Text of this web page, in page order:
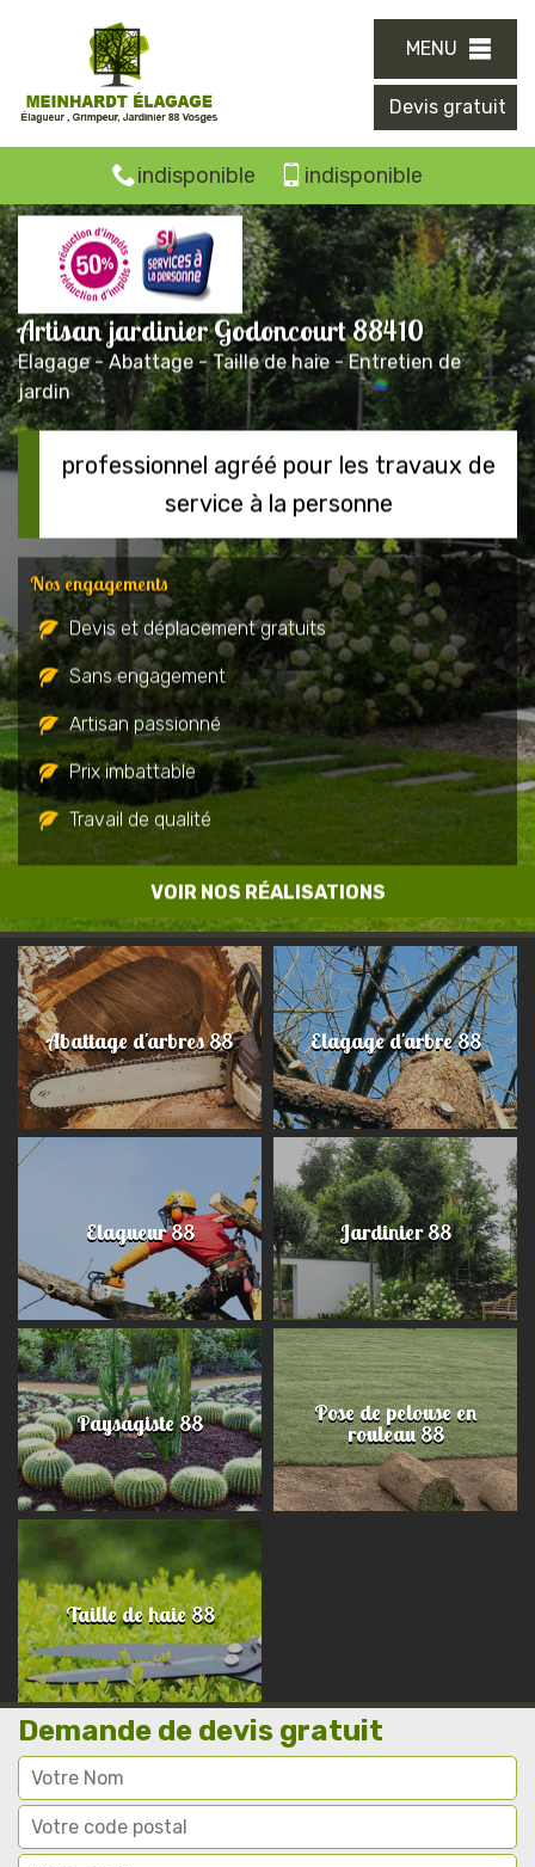
MENU
Devis gratuit
indisponible indisponible
Artisan jardinier Godoncourt 88410
Elagage - Abattage - Taille de haie - Entretien de
jardin
VOIR NOS RÉALISATIONS
professionnel agréé pour les travaux de
service à la personne
Nos engagements
Devis et déplacement gratuits
Sans engagement
Artisan passionné
Prix imbattable
Travail de qualité
Abattage d'arbres 88 Elagage d'arbre 88
Elagueur 88 Jardinier 88
Paysagiste 88 Pose de pelouse en
rouleau 88
Taille de haie 88
Demande de devis gratuit